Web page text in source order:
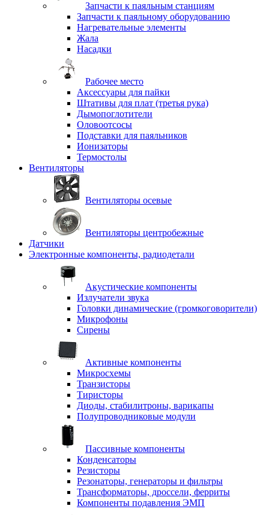
Запчасти к паяльным станциям
Запчасти к паяльному оборудованию
Нагревательные элементы
Жала
Насадки
Рабочее место
Аксессуары для пайки
Штативы для плат (третья рука)
Дымопоглотители
Оловоотсосы
Подставки для паяльников
Ионизаторы
Термостолы
Вентиляторы
Вентиляторы осевые
Вентиляторы центробежные
Датчики
Электронные компоненты, радиодетали
Акустические компоненты
Излучатели звука
Головки динамические (громкоговорители)
Микрофоны
Сирены
Активные компоненты
Микросхемы
Транзисторы
Тиристоры
Диоды, стабилитроны, варикапы
Полупроводниковые модули
Пассивные компоненты
Конденсаторы
Резисторы
Резонаторы, генераторы и фильтры
Трансформаторы, дроссели, ферриты
Компоненты подавления ЭМП